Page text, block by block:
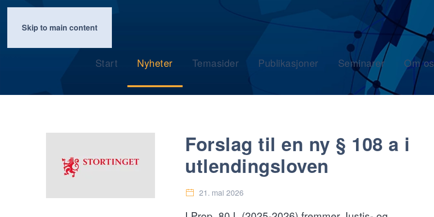
Skip to main content
Start Nyheter Temasider Publikasjoner Seminarer Om
Forslag til en ny § 108 a i
utlendingsloven
21. mai 2026